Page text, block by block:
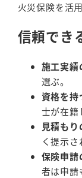
火災保険を活
信頼でき
施工実績
選ぶ。
資格を持
士が在籍
見積もり
く提示さ
保険申請
者は申請